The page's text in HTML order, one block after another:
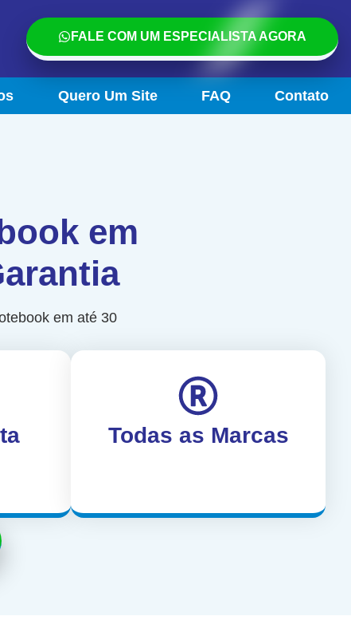
FALE COM UM ESPECIALISTA AGORA
Quero Um Site FAQ Contato
em
em até 30
Todas as Marcas